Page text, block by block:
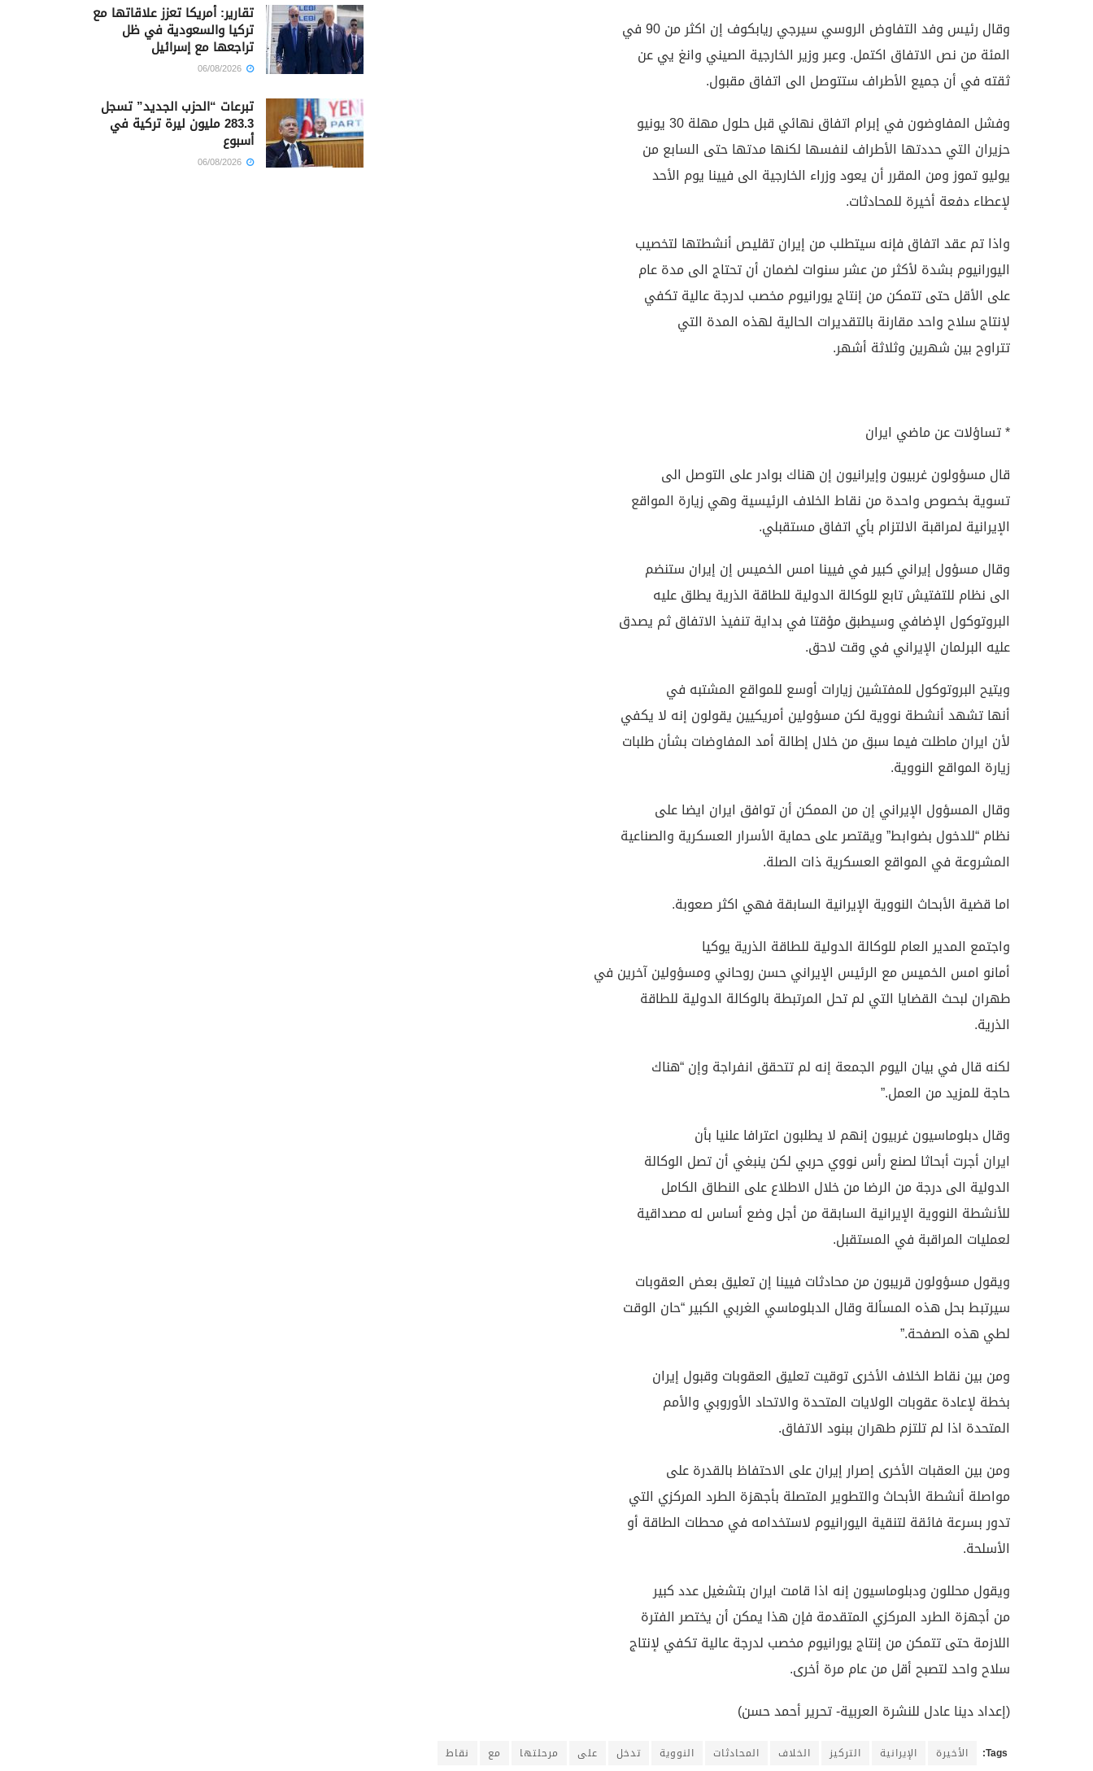
وقال رئيس وفد التفاوض الروسي سيرجي ريابكوف إن اكثر من 90 في
المئة من نص الاتفاق اكتمل. وعبر وزير الخارجية الصيني وانغ يي عن
ثقته في أن جميع الأطراف ستتوصل الى اتفاق مقبول.
وفشل المفاوضون في إبرام اتفاق نهائي قبل حلول مهلة 30 يونيو
حزيران التي حددتها الأطراف لنفسها لكنها مدتها حتى السابع من
يوليو تموز ومن المقرر أن يعود وزراء الخارجية الى فيينا يوم الأحد
لإعطاء دفعة أخيرة للمحادثات.
واذا تم عقد اتفاق فإنه سيتطلب من إيران تقليص أنشطتها لتخصيب
اليورانيوم بشدة لأكثر من عشر سنوات لضمان أن تحتاج الى مدة عام
على الأقل حتى تتمكن من إنتاج يورانيوم مخصب لدرجة عالية تكفي
لإنتاج سلاح واحد مقارنة بالتقديرات الحالية لهذه المدة التي
تتراوح بين شهرين وثلاثة أشهر.
* تساؤلات عن ماضي ايران
قال مسؤولون غربيون وإيرانيون إن هناك بوادر على التوصل الى
تسوية بخصوص واحدة من نقاط الخلاف الرئيسية وهي زيارة المواقع
الإيرانية لمراقبة الالتزام بأي اتفاق مستقبلي.
وقال مسؤول إيراني كبير في فيينا امس الخميس إن إيران ستنضم
الى نظام للتفتيش تابع للوكالة الدولية للطاقة الذرية يطلق عليه
البروتوكول الإضافي وسيطبق مؤقتا في بداية تنفيذ الاتفاق ثم يصدق
عليه البرلمان الإيراني في وقت لاحق.
ويتيح البروتوكول للمفتشين زيارات أوسع للمواقع المشتبه في
أنها تشهد أنشطة نووية لكن مسؤولين أمريكيين يقولون إنه لا يكفي
لأن ايران ماطلت فيما سبق من خلال إطالة أمد المفاوضات بشأن طلبات
زيارة المواقع النووية.
وقال المسؤول الإيراني إن من الممكن أن توافق ايران ايضا على
نظام “للدخول بضوابط” ويقتصر على حماية الأسرار العسكرية والصناعية
المشروعة في المواقع العسكرية ذات الصلة.
اما قضية الأبحاث النووية الإيرانية السابقة فهي اكثر صعوبة.
واجتمع المدير العام للوكالة الدولية للطاقة الذرية يوكيا
أمانو امس الخميس مع الرئيس الإيراني حسن روحاني ومسؤولين آخرين في
طهران لبحث القضايا التي لم تحل المرتبطة بالوكالة الدولية للطاقة
الذرية.
لكنه قال في بيان اليوم الجمعة إنه لم تتحقق انفراجة وإن “هناك
حاجة للمزيد من العمل.”
وقال دبلوماسيون غربيون إنهم لا يطلبون اعترافا علنيا بأن
ايران أجرت أبحاثا لصنع رأس نووي حربي لكن ينبغي أن تصل الوكالة
الدولية الى درجة من الرضا من خلال الاطلاع على النطاق الكامل
للأنشطة النووية الإيرانية السابقة من أجل وضع أساس له مصداقية
لعمليات المراقبة في المستقبل.
ويقول مسؤولون قريبون من محادثات فيينا إن تعليق بعض العقوبات
سيرتبط بحل هذه المسألة وقال الدبلوماسي الغربي الكبير “حان الوقت
لطي هذه الصفحة.”
ومن بين نقاط الخلاف الأخرى توقيت تعليق العقوبات وقبول إيران
بخطة لإعادة عقوبات الولايات المتحدة والاتحاد الأوروبي والأمم
المتحدة اذا لم تلتزم طهران ببنود الاتفاق.
ومن بين العقبات الأخرى إصرار إيران على الاحتفاظ بالقدرة على
مواصلة أنشطة الأبحاث والتطوير المتصلة بأجهزة الطرد المركزي التي
تدور بسرعة فائقة لتنقية اليورانيوم لاستخدامه في محطات الطاقة أو
الأسلحة.
ويقول محللون ودبلوماسيون إنه اذا قامت ايران بتشغيل عدد كبير
من أجهزة الطرد المركزي المتقدمة فإن هذا يمكن أن يختصر الفترة
اللازمة حتى تتمكن من إنتاج يورانيوم مخصب لدرجة عالية تكفي لإنتاج
سلاح واحد لتصبح أقل من عام مرة أخرى.
(إعداد دينا عادل للنشرة العربية- تحرير أحمد حسن)
Tags: الأخيرة الإيرانية التركيز الخلاف المحادثات النووية تدخل على مرحلتها مع نقاط
تقارير: أمريكا تعزز علاقاتها مع
تركيا والسعودية في ظل
تراجعها مع إسرائيل
تبرعات “الحزب الجديد” تسجل
283.3 مليون ليرة تركية في
أسبوع